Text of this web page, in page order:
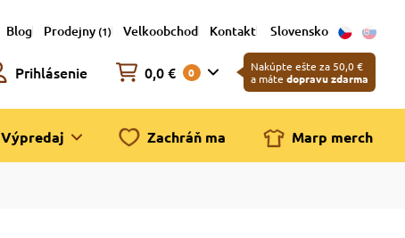
Blog Prodejny (1) Velkoobchod Kontakt Slovensko
Prihlásenie 0,0 € 0
Nakúpte ešte za 50,0 €
a máte dopravu zdarma
Výpredaj Zachráň ma Marp merch